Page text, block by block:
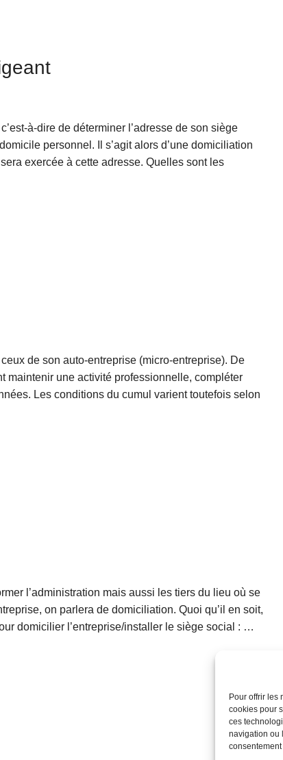
Pour offrir les
cookies pour
ces
navigation ou
à-dire de déterminer l’adresse de son siège
personnel. Il s’agit alors d’une domiciliation
exercée à cette adresse. Quelles sont les
de son auto-entreprise (micro-entreprise). De
maintenir une activité professionnelle, compléter
Les conditions du cumul varient toutefois selon
l’administration mais aussi les tiers du lieu où se
on parlera de domiciliation. Quoi qu’il en soit,
domicilier l’entreprise/installer le siège social : …